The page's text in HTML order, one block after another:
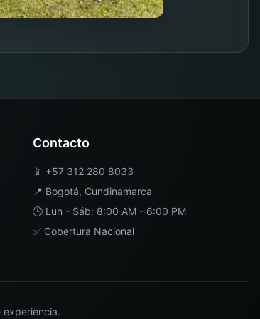
Contacto
📱 +57 312 280 8033
📍 Bogotá, Cundinamarca
🕒 Lun - Sáb: 8:00 AM - 6:00 PM
✅ Cobertura Nacional
experiencia.